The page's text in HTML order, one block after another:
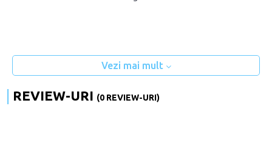
Vezi mai mult
REVIEW-URI (0 REVIEW-URI)